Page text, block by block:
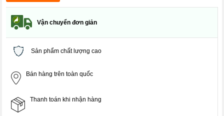
Vận chuyển đơn giản
Sản phẩm chất lượng cao
Bán hàng trên toàn quốc
Thanh toán khi nhận hàng